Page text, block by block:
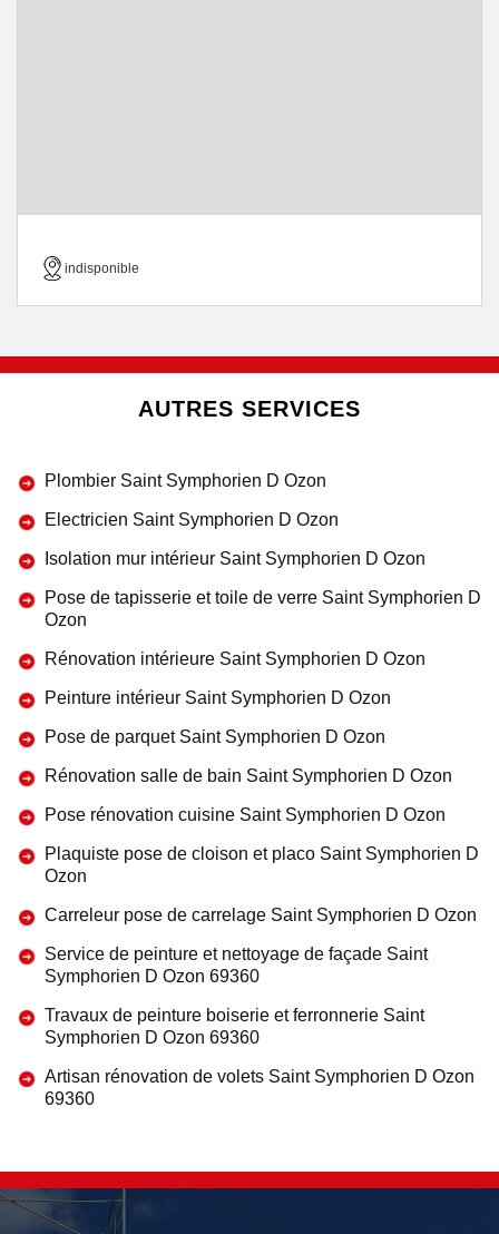
indisponible
AUTRES SERVICES
Plombier Saint Symphorien D Ozon
Electricien Saint Symphorien D Ozon
Isolation mur intérieur Saint Symphorien D Ozon
Pose de tapisserie et toile de verre Saint Symphorien D
Ozon
Rénovation intérieure Saint Symphorien D Ozon
Peinture intérieur Saint Symphorien D Ozon
Pose de parquet Saint Symphorien D Ozon
Rénovation salle de bain Saint Symphorien D Ozon
Pose rénovation cuisine Saint Symphorien D Ozon
Plaquiste pose de cloison et placo Saint Symphorien D
Ozon
Carreleur pose de carrelage Saint Symphorien D Ozon
Service de peinture et nettoyage de façade Saint
Symphorien D Ozon 69360
Travaux de peinture boiserie et ferronnerie Saint
Symphorien D Ozon 69360
Artisan rénovation de volets Saint Symphorien D Ozon
69360